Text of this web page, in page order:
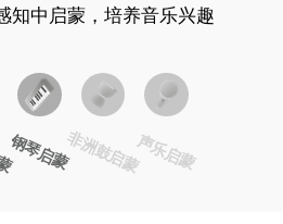
知中启蒙，培养音乐兴趣
钢琴启蒙非洲鼓启蒙声乐启蒙